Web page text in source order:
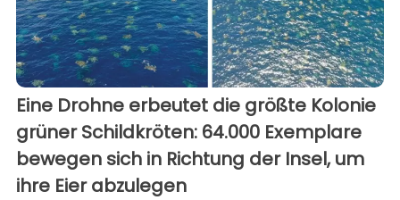
Eine Drohne erbeutet die größte Kolonie
grüner Schildkröten: 64.000 Exemplare
bewegen sich in Richtung der Insel, um
ihre Eier abzulegen